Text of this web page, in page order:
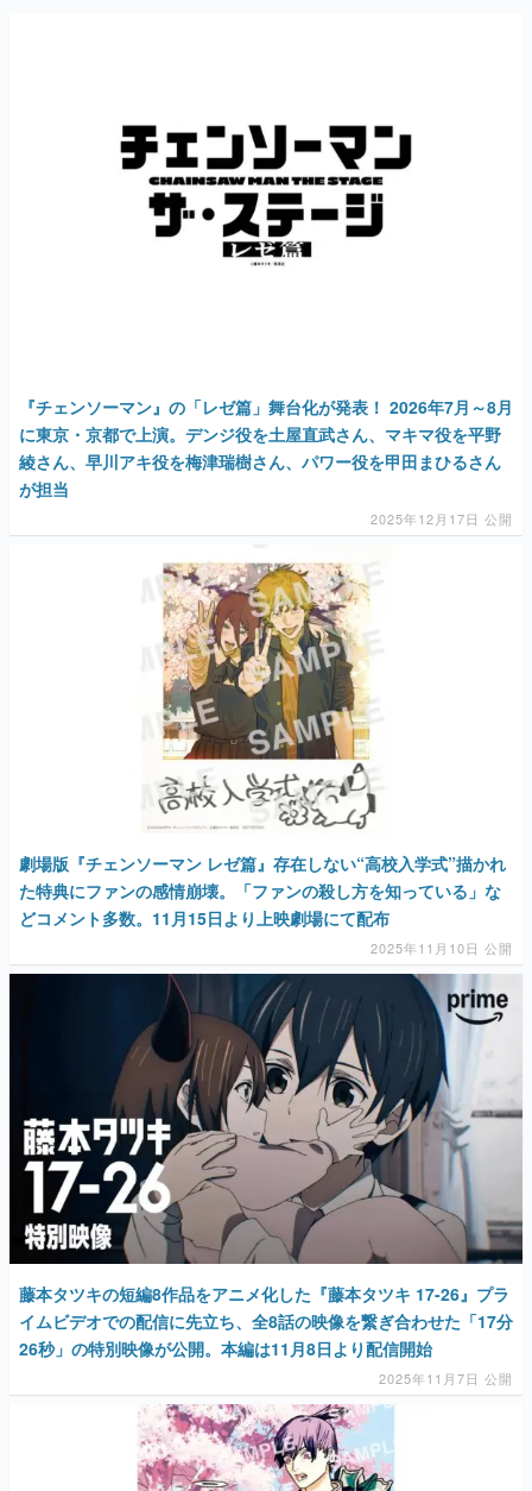
『チェンソーマン』の「レゼ篇」舞台化が発表！ 2026年7月～8月
に東京・京都で上演。デンジ役を土屋直武さん、マキマ役を平野
綾さん、早川アキ役を梅津瑞樹さん、パワー役を甲田まひるさん
が担当
2025年12月17日 公開
劇場版『チェンソーマン レゼ篇』存在しない“高校入学式”描かれ
た特典にファンの感情崩壊。「ファンの殺し方を知っている」な
どコメント多数。11月15日より上映劇場にて配布
2025年11月10日 公開
藤本タツキの短編8作品をアニメ化した『藤本タツキ 17-26』プラ
イムビデオでの配信に先立ち、全8話の映像を繋ぎ合わせた「17分
26秒」の特別映像が公開。本編は11月8日より配信開始
2025年11月7日 公開